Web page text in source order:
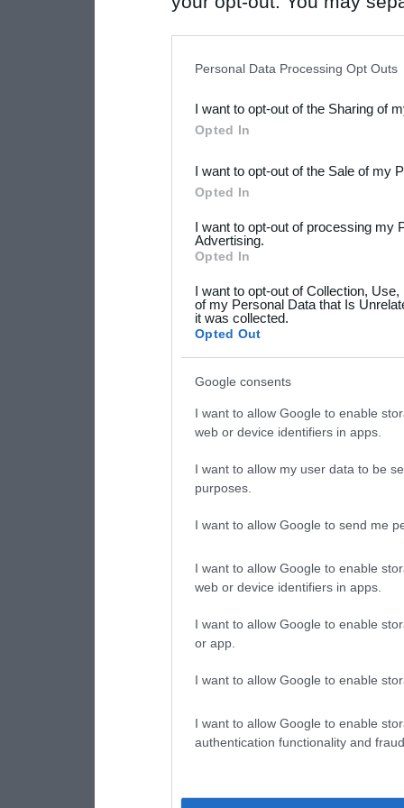
Downstream Participants
third parties.
Please note that this
not limited to your visit or
your data for below
consent section.
Personal Data Processing Opt Outs
I want to opt-out of the Sharing of
Opted In
I want to opt-out of the Sale of my
Opted In
I want to opt-out of processing my
Advertising.
Opted In
I want to opt-out of Collection,
of my Personal Data that Is
it was collected.
Opted Out
Google consents
I want to allow Google to enable
web or device identifiers in apps.
I want to allow my user data to be
purposes.
I want to allow Google to send me
I want to allow Google to enable
web or device identifiers in apps.
I want to allow Google to enable
or app.
I want to allow Google to enable
I want to allow Google to enable
authentication functionality and